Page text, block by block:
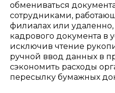
обмениваться
сотрудниками,
филиалах или
кадрового документа в
исключив чтение
ручной ввод данных в
сэкономить расходы
пересылку бумажных